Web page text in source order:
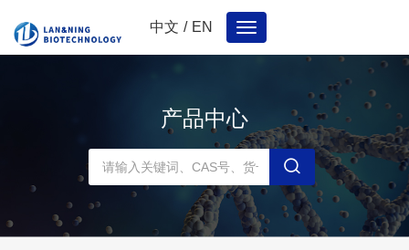
中文 / EN
Toggle
navigation
产品中心